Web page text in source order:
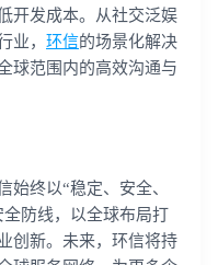
开发成本。从社交泛娱
业， 环信的场景化解决
球范围内的高效沟通与
终以“稳定、安全、
防线，以全球布局打
创新。未来，环信将持